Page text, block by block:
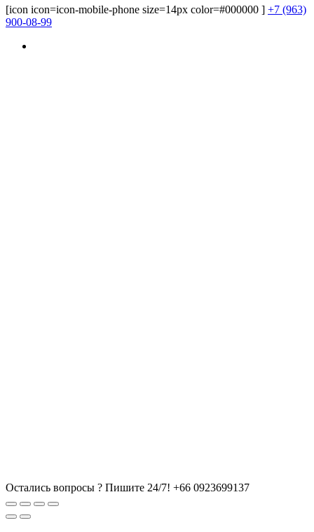
[icon icon=icon-mobile-phone size=14px color=#000000 ] +7 (963)
900-08-99
Остались вопросы ? Пишите 24/7! +66 0923699137